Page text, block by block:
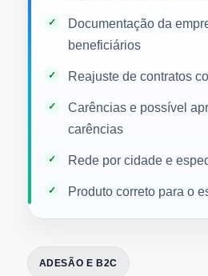
Documentação da
beneficiários
Reajuste de contratos
Carências e possível
carências
Rede por cidade e
Produto correto para o
ADESÃO E B2C